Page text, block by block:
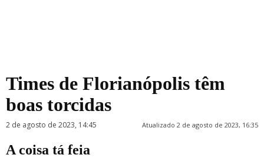
Times de Florianópolis têm
boas torcidas
2 de agosto de 2023, 14:45 Atualizado 2 de agosto de 2023, 16:35
A coisa tá feia